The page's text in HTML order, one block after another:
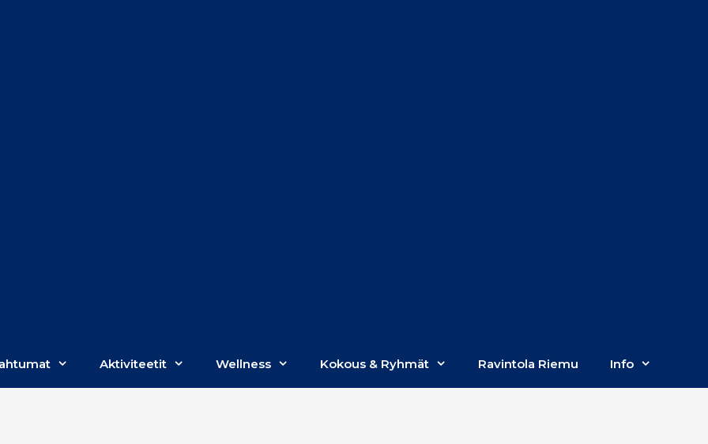
Aktiviteetit Wellness Kokous & Ryhmät Ravintola Riemu Info